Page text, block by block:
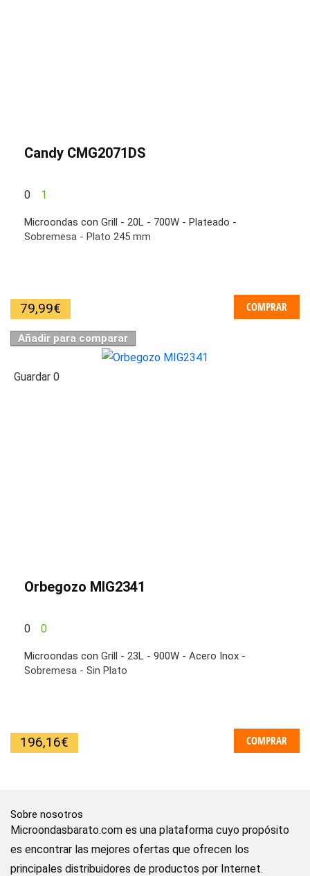
Candy CMG2071DS
0 1
Microondas con Grill - 20L - 700W - Plateado -
Sobremesa - Plato 245 mm
79,99€ COMPRAR
Añadir para comparar
Guardar 0
Orbegozo MIG2341
0 0
Microondas con Grill - 23L - 900W - Acero Inox -
Sobremesa - Sin Plato
196,16€ COMPRAR
Sobre nosotros
Microondasbarato.com es una plataforma cuyo propósito
es encontrar las mejores ofertas que ofrecen los
principales distribuidores de productos por Internet.